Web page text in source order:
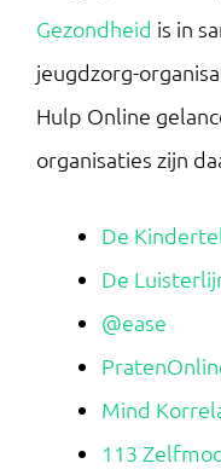
Gezondheid is in
jeugdzorg-
Hulp Online
organisaties zijn
De
De
@ease
Mind
113